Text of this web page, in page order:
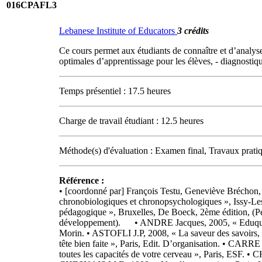
016CPAFL3
Lebanese Institute of Educators 3 crédits
Ce cours permet aux étudiants de connaître et
optimales d’apprentissage pour les élèves, -
Temps présentiel : 17.5 heures
Charge de travail étudiant : 12.5 heures
Méthode(s) d'évaluation : Examen final, Travaux
Référence :
• [coordonné par] François Testu, Geneviève Bréchon, René Clarisse, Roger Fontaine, Nadine Le Floc’h, [préface d’Alain Reinberg], 2008, « Rythmes de vie et rythmes scolaires : aspects chronobiologiques et chronopsychologiques », Issy-Les-Moulineaux : Elsevier-Masson, XII. • Alain Baudrit, 2007, « L’Apprentissage coopératif : origines et évolutions d’une méthode pédagogique », Bruxelles, De Boeck, 2ème édition, (Pédagogies en développement). • Alain Baudrit, 2007, « Relations d’aide entre élèves à l’école », Bruxelles, De Boeck, (Pédagogies en développement). • ANDRE Jacques, 2005, « Eduquer à la motivation », Paris, L’Harmattan. • ARCHAMBAULT Jean, 2004, «Vers une gestion éducative de la classe », Montréal, Gaetan Morin. • ASTOFLI J.P, 2008, « La saveur des savoirs, Disciplines et plaisir d’apprendre», ESF. • BANDURA Albert, 2007, « Auto-efficacité », Bruxelles, De Boeck. • BUZAN T., 1984, « Une tête bien faite », Paris, Edit. D’organisation. • CARRE Philippe, 2005, « L’Apprenance : vers un nouveau rapport au savoir », Paris, Dunod. • CHALVIN D. Et RUBAUD C., 1990, « Utilisez toutes les capacités de votre cerveau », Paris, ESF. • CHALVIN D., 1995, « Utilisez tout son cerveau », Paris, ESF. • CHALVIN M. J., 1998, « Deux cerveaux pour la classe », Paris, Nathan. • CHESNAIS M.F., 1998, « Vers l’autonomie », Paris, Hachette. • COVINGTON M., 2000, « Vaincre l’échec scolaire », Paris, Editeur De Boeck, Collection Animer sa classe. • CRAHAY M., 1996, « Peut-on lutter contre l’échec scolaire ? », Bruxelles, De Boeck. • DARCOS Xavier, 2003, « Deux voix pour une école », Paris, Desclée De Brouwer. • DE PERETTI (A.) et MULLER (F.), 2008, « Mille et une propositions pédagogiques pour animer son cours et innover en classe », Paris, ESF, 208 p. • DELANNOY Cécile, 2005, « La Motivation », Paris, Hachette, éducation. • DUPRIEZ V., 2005, « La rénovation de l’école primaire », Université De Boeck. • Estelle Mathey & Florence Mérillou, 2009, « Travailler et faire travailler en équipe », Paris, Eyrolles : Ed. d’Organisation, VIII, (Master class. La boîte à outils des enseignants). • Etienne Bourgeois, Gaëtane Chapelle, 2006, « Apprendre et faire apprendre », Paris, PUF. • FOTINOS, 2006, « Le climat des écoles primaires », Paris, MGEN. • Gaëtan Gabriel, préface d’Olivier Devillars, 2008, « Coaching scolaire : augmenter le potentiel des élèves en difficulté », Bruxelles, De Boeck, (Comprendre. Scolarité). • Gérard Sensevy et Alain Mercier (sous la direction de), 2007, « Agir ensemble : l’action didactique conjointe du professeur et des élèves », Rennes : Presses universitaires de Rennes, (Paideïa). • HOUSSAYE J., 1995, « Autorité ou éducation », Paris ESF. • HOUSSAYE J., 1996, « Le triangle pédagogique ». • IMBERT F., 1994, « Médiations, institutions et loi dans la classe », Paris, ESF éditeur.